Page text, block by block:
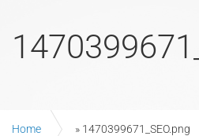
Home » 1470399671_SEO.png